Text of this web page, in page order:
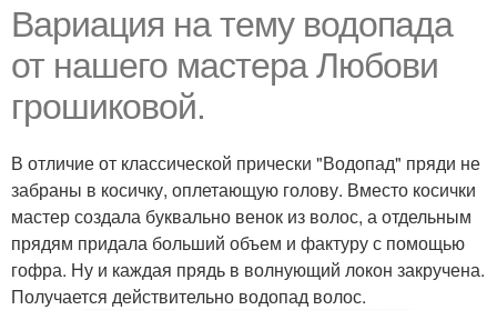
Вариация на тему водопада
от нашего мастера Любови
грошиковой.
В отличие от классической прически "Водопад" пряди не
забраны в косичку, оплетающую голову. Вместо косички
мастер создала буквально венок из волос, а отдельным
прядям придала больший объем и фактуру с помощью
гофра. Ну и каждая прядь в волнующий локон закручена.
Получается действительно водопад волос.